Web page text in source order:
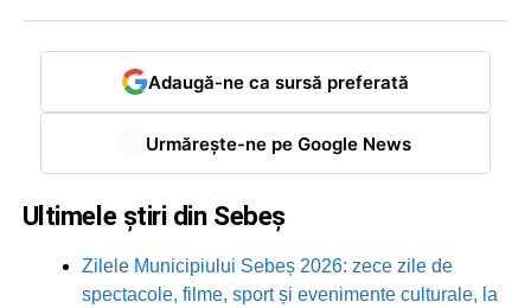
Adaugă-ne ca sursă preferată
Urmărește-ne pe Google News
Ultimele știri din Sebeș
Zilele Municipiului Sebeș 2026: zece zile de
spectacole, filme, sport și evenimente culturale, la